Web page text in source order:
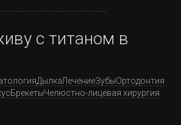
это была гарантированная
непроходимости.
эффективность снижена, но
с титаном в
ДылкаЛечениеЗубыОртодонтия
БрекетыЧелюстно-лицевая хирургия